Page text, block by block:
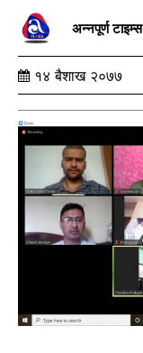
अन्नपूर्ण टाइम्स
१४ बैशाख २०७७